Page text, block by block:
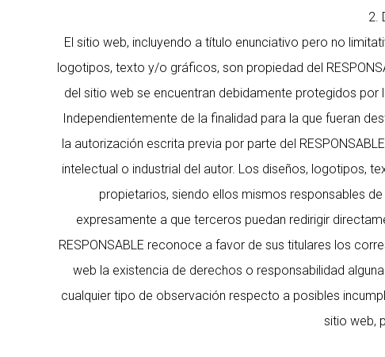
2.
El sitio web, incluyendo a título enunciativo pero no
logotipos, texto y/o gráficos, son propiedad del
del sitio web se encuentran debidamente protegidos
Independientemente de la finalidad para la que fueran
la autorización escrita previa por parte del
intelectual o industrial del autor. Los diseños, logotipos,
propietarios, siendo ellos mismos responsables
expresamente a que terceros puedan redirigir
RESPONSABLE reconoce a favor de sus titulares los
web la existencia de derechos o responsabilidad
cualquier tipo de observación respecto a posibles
sitio web,